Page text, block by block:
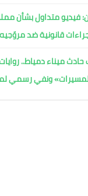
فيديو متداول بشأن
قانونية ضد مروّجيه
ميناء دمياط..
ونفي رسمي